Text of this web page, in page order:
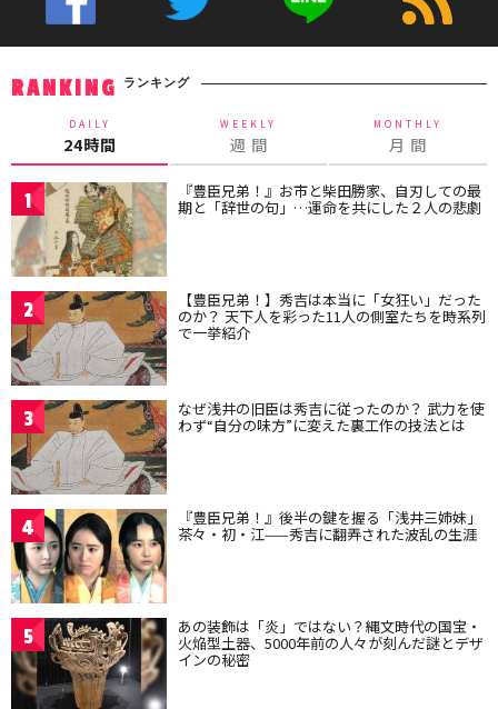
RANKING ランキング
DAILY
24時間
WEEKLY
週 間
MONTHLY
月 間
1 『豊臣兄弟！』お市と柴田勝家、自刃しての最
期と「辞世の句」…運命を共にした２人の悲劇
2 【豊臣兄弟！】秀吉は本当に「女狂い」だった
のか？ 天下人を彩った11人の側室たちを時系列
で一挙紹介
3 なぜ浅井の旧臣は秀吉に従ったのか？ 武力を使
わず“自分の味方”に変えた裏工作の技法とは
4 『豊臣兄弟！』後半の鍵を握る「浅井三姉妹」
茶々・初・江——秀吉に翻弄された波乱の生涯
5 あの装飾は「炎」ではない？縄文時代の国宝・
火焔型土器、5000年前の人々が刻んだ謎とデザ
インの秘密